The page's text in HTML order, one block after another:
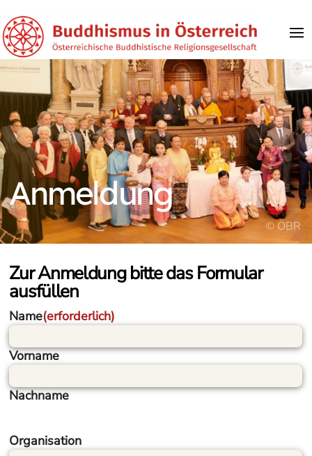
Anmeldung
© ÖBR
Zur Anmeldung bitte das Formular
ausfüllen
Name(erforderlich)
Vorname
Nachname
Organisation